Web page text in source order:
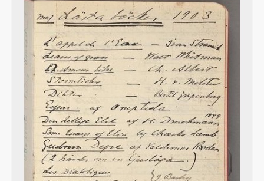
41 - [Från London till Paris].
42 - [Resa i Italien, 1].
43 - [Resa i Italien, 2].
44 - [Resa i Italien, 3].
45 - [Resa i Italien, 4].
46 - [Resa i Schweiz].
47 - [Resa i Tyskland].
48 - [Om Carlyle].
49 - Madame du Deffand och Duchesse de Choiseul [m. m.].
50 - K. A. Ehrensvärd.
51 - Lasalle. Byron [m. fl.].
52 - Lermontoff [m. fl.].
53 - G. E. Lessing.